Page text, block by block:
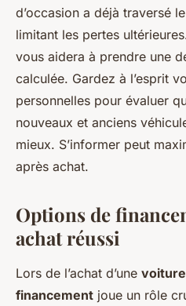
d’occasion a déjà traversé
limitant les pertes
vous aidera à prendre une
calculée. Gardez à l’esprit
personnelles pour évaluer
nouveaux et anciens
mieux. S’informer peut
après achat.
Options de
achat réussi
Lors de l’achat d’une voiture
financement joue un rôle